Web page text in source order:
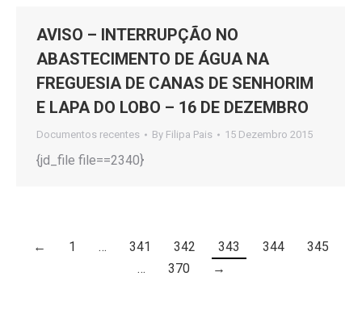
AVISO – INTERRUPÇÃO NO
ABASTECIMENTO DE ÁGUA NA
FREGUESIA DE CANAS DE SENHORIM
E LAPA DO LOBO – 16 DE DEZEMBRO
Documentos recentes By Filipa Pais 15 Dezembro 2015
{jd_file file==2340}
← 1 … 341 342 343 344
345
…
370 →